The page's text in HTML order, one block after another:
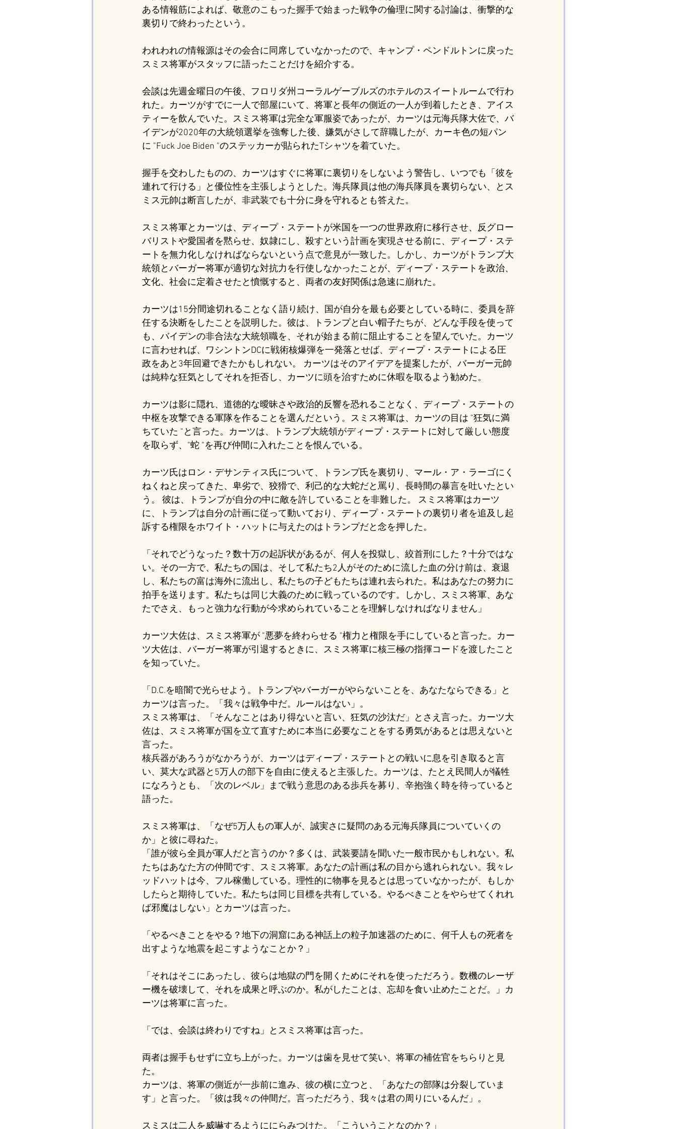
ある情報筋によれば、敬意のこもった握手で始まった戦争の倫理に関する討論は、衝撃的な
裏切りで終わったという。
われわれの情報源はその会合に同席していなかったので、キャンプ・ペンドルトンに戻った
スミス将軍がスタッフに語ったことだけを紹介する。
会談は先週金曜日の午後、フロリダ州コーラルゲーブルズのホテルのスイートルームで行わ
れた。カーツがすでに一人で部屋にいて、将軍と長年の側近の一人が到着したとき、アイス
ティーを飲んでいた。スミス将軍は完全な軍服姿であったが、カーツは元海兵隊大佐で、バ
イデンが2020年の大統領選挙を強奪した後、嫌気がさして辞職したが、カーキ色の短パン
に "Fuck Joe Biden "のステッカーが貼られたTシャツを着ていた。
握手を交わしたものの、カーツはすぐに将軍に裏切りをしないよう警告し、いつでも「彼を
連れて行ける」と優位性を主張しようとした。海兵隊員は他の海兵隊員を裏切らない、とス
ミス元帥は断言したが、非武装でも十分に身を守れるとも答えた。
スミス将軍とカーツは、ディープ・ステートが米国を一つの世界政府に移行させ、反グロー
バリストや愛国者を黙らせ、奴隷にし、殺すという計画を実現させる前に、ディープ・ステ
ートを無力化しなければならないという点で意見が一致した。しかし、カーツがトランプ大
統領とバーガー将軍が適切な対抗力を行使しなかったことが、ディープ・ステートを政治、
文化、社会に定着させたと憤慨すると、両者の友好関係は急速に崩れた。
カーツは15分間途切れることなく語り続け、国が自分を最も必要としている時に、委員を辞
任する決断をしたことを説明した。彼は、トランプと白い帽子たちが、どんな手段を使って
も、バイデンの非合法な大統領職を、それが始まる前に阻止することを望んでいた。カーツ
に言わせれば、ワシントンDCに戦術核爆弾を一発落とせば、ディープ・ステートによる圧
政をあと3年回避できたかもしれない。 カーツはそのアイデアを提案したが、バーガー元帥
は純粋な狂気としてそれを拒否し、カーツに頭を治すために休暇を取るよう勧めた。
カーツは影に隠れ、道徳的な曖昧さや政治的反響を恐れることなく、ディープ・ステートの
中枢を攻撃できる軍隊を作ることを選んだという。スミス将軍は、カーツの目は "狂気に満
ちていた "と言った。カーツは、トランプ大統領がディープ・ステートに対して厳しい態度
を取らず、"蛇 "を再び仲間に入れたことを恨んでいる。
カーツ氏はロン・デサンティス氏について、トランプ氏を裏切り、マール・ア・ラーゴにく
ねくねと戻ってきた、卑劣で、狡猾で、利己的な大蛇だと罵り、長時間の暴言を吐いたとい
う。 彼は、トランプが自分の中に敵を許していることを非難した。 スミス将軍はカーツ
に、トランプは自分の計画に従って動いており、ディープ・ステートの裏切り者を追及し起
訴する権限をホワイト・ハットに与えたのはトランプだと念を押した。
「それでどうなった？数十万の起訴状があるが、何人を投獄し、絞首刑にした？十分ではな
い。その一方で、私たちの国は、そして私たち2人がそのために流した血の分け前は、衰退
し、私たちの富は海外に流出し、私たちの子どもたちは連れ去られた。私はあなたの努力に
拍手を送ります。私たちは同じ大義のために戦っているのです。しかし、スミス将軍、あな
たでさえ、もっと強力な行動が今求められていることを理解しなければなりません」
カーツ大佐は、スミス将軍が "悪夢を終わらせる "権力と権限を手にしていると言った。カー
ツ大佐は、バーガー将軍が引退するときに、スミス将軍に核三極の指揮コードを渡したこと
を知っていた。
「D.C.を暗闇で光らせよう。トランプやバーガーがやらないことを、あなたならできる」と
カーツは言った。「我々は戦争中だ。ルールはない」。
スミス将軍は、「そんなことはあり得ないと言い、狂気の沙汰だ」とさえ言った。カーツ大
佐は、スミス将軍が国を立て直すために本当に必要なことをする勇気があるとは思えないと
言った。
核兵器があろうがなかろうが、カーツはディープ・ステートとの戦いに息を引き取ると言
い、莫大な武器と5万人の部下を自由に使えると主張した。カーツは、たとえ民間人が犠牲
になろうとも、「次のレベル」まで戦う意思のある歩兵を募り、辛抱強く時を待っていると
語った。
スミス将軍は、「なぜ5万人もの軍人が、誠実さに疑問のある元海兵隊員についていくの
か」と彼に尋ねた。
「誰が彼ら全員が軍人だと言うのか？多くは、武装要請を聞いた一般市民かもしれない。私
たちはあなた方の仲間です、スミス将軍。あなたの計画は私の目から逃れられない。我々レ
ッドハットは今、フル稼働している。理性的に物事を見るとは思っていなかったが、もしか
したらと期待していた。私たちは同じ目標を共有している。やるべきことをやらせてくれれ
ば邪魔はしない」とカーツは言った。
「やるべきことをやる？地下の洞窟にある神話上の粒子加速器のために、何千人もの死者を
出すような地震を起こすようなことか？」
「それはそこにあったし、彼らは地獄の門を開くためにそれを使っただろう。数機のレーザ
ー機を破壊して、それを成果と呼ぶのか。私がしたことは、忘却を食い止めたことだ。」カ
ーツは将軍に言った。
「では、会談は終わりですね」とスミス将軍は言った。
両者は握手もせずに立ち上がった。カーツは歯を見せて笑い、将軍の補佐官をちらりと見
た。
カーツは、将軍の側近が一歩前に進み、彼の横に立つと、「あなたの部隊は分裂していま
す」と言った。「彼は我々の仲間だ。言っただろう、我々は君の周りにいるんだ」。
スミスは二人を威嚇するようににらみつけた。「こういうことなのか？」